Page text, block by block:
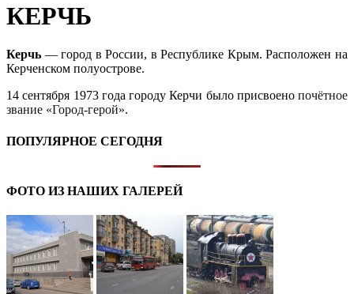
КЕРЧЬ
Керчь — город в России, в Республике Крым. Расположен на
Керченском полуострове.
14 сентября 1973 года городу Керчи было присвоено почётное
звание «Город-герой».
ПОПУЛЯРНОЕ СЕГОДНЯ
ФОТО ИЗ НАШИХ ГАЛЕРЕЙ